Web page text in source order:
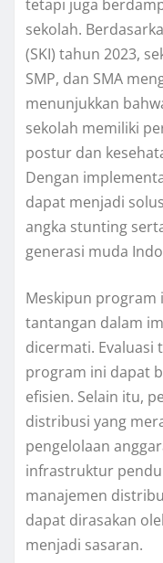
tetapi juga
sekolah.
(SKI) tahun 2023,
SMP, dan SMA
menunjukkan
sekolah memiliki
postur dan
Dengan
dapat menjadi
angka stunting
generasi muda
Meskipun program
tantangan dalam
dicermati.
program ini dapat
efisien. Selain itu,
distribusi yang
pengelolaan
infrastruktur
manajemen
dapat dirasakan
menjadi sasaran.